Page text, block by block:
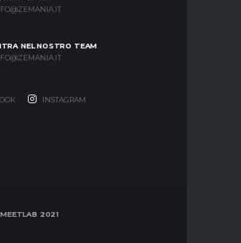
NEL NOSTRO TEAM
INSTAGRAM
2021